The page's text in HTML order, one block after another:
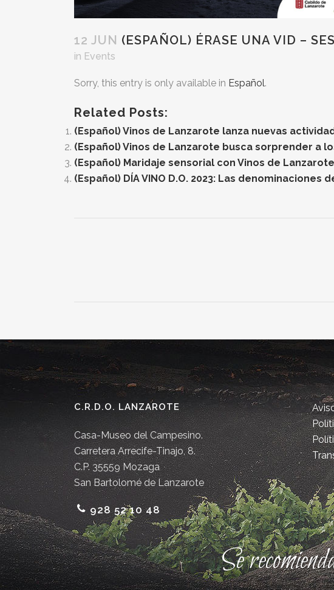
12 JUN (ESPAÑOL) ÉRASE UNA VID –
in Events
Sorry, this entry is only available in Español.
Related Posts:
(Español) Vinos de Lanzarote lanza nuevas
(Español) Vinos de Lanzarote busca sorprender a
(Español) Maridaje sensorial con Vinos de
(Español) DÍA VINO D.O. 2023: Las
C.R.D.O. LANZAROTE
Casa-Museo del Campesino.
Carretera Arrecife-Tinajo, 8.
C.P. 35559 Mozaga
San Bartolomé de Lanzarote
928 52 10 48
Se